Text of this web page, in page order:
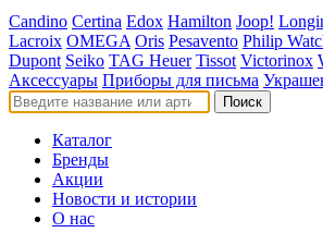
Candino Certina Edox Hamilton Joop!
Lacroix OMEGA Oris Pesavento Philip
Dupont Seiko TAG Heuer Tissot Victorinox
Аксессуары Приборы для письма
Поиск
Каталог
Бренды
Акции
Новости и истории
О нас